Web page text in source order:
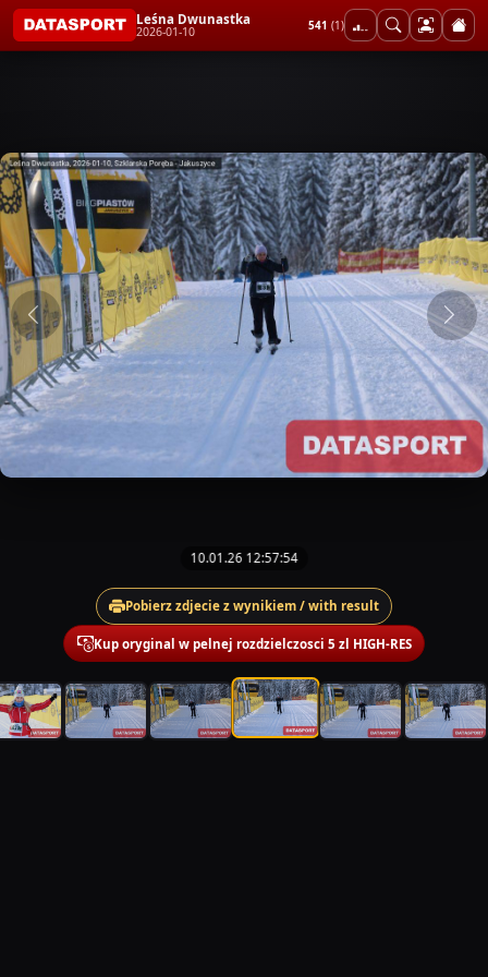
Leśna Dwunastka
2026-01-10 541 (1)
10.01.26 12:57:54
Pobierz zdjecie z wynikiem / with result
Kup oryginal w pelnej rozdzielczosci 5 zl HIGH-RES